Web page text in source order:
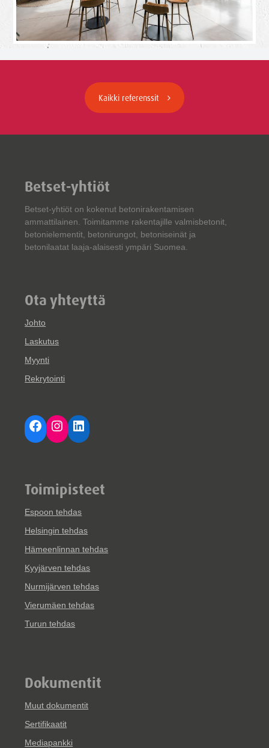
Kaikki referenssit
Betset-yhtiöt
Betset-yhtiöt on kokenut betonirakentamisen
ammattilainen. Toimitamme rakentajille valmisbetonit,
betonielementit, betonirungot, betoniseinät ja
betonilaatat laaja-alaisesti ympäri Suomea.
Ota yhteyttä
Johto
Laskutus
Myynti
Rekrytointi
Facebook
Instagram
LinkedIn
Toimipisteet
Espoon tehdas
Helsingin tehdas
Hämeenlinnan tehdas
Kyyjärven tehdas
Nurmijärven tehdas
Vierumäen tehdas
Turun tehdas
Dokumentit
Muut dokumentit
Sertifikaatit
Mediapankki